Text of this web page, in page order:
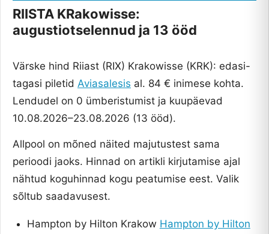
RIISTA KRakowisse:
augustiotselennud ja 13 ööd
Värske hind Riiast (RIX) Krakowisse (KRK): edasi-
tagasi piletid Aviasalesis al. 84 € inimese kohta.
Lendudel on 0 ümberistumist ja kuupäevad
10.08.2026–23.08.2026 (13 ööd).
Allpool on mõned näited majutustest sama
perioodi jaoks. Hinnad on artikli kirjutamise ajal
nähtud koguhinnad kogu peatumise eest. Valik
sõltub saadavusest.
Hampton by Hilton Krakow Hampton by Hilton